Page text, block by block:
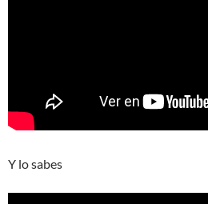
Y lo sabes